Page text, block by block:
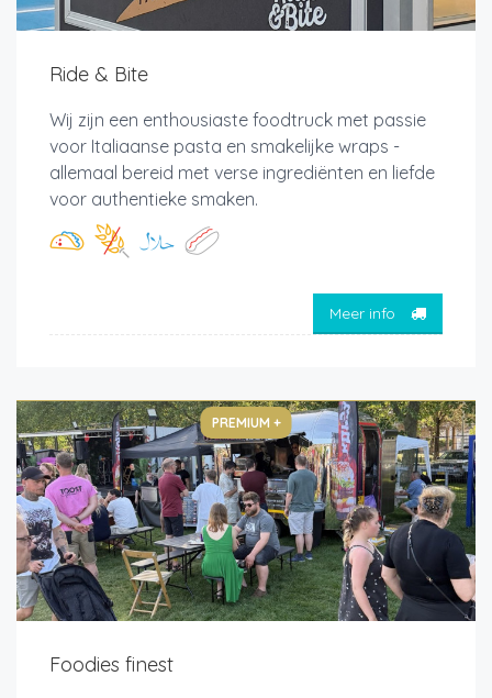
Ride & Bite
Wij zijn een enthousiaste foodtruck met passie
voor Italiaanse pasta en smakelijke wraps -
allemaal bereid met verse ingrediënten en liefde
voor authentieke smaken.
Meer info
PREMIUM +
Foodies finest